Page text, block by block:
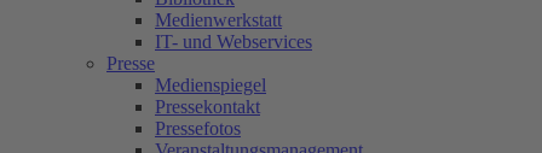
Medienwerkstatt
IT- und Webservices
Presse
Medienspiegel
Pressekontakt
Pressefotos